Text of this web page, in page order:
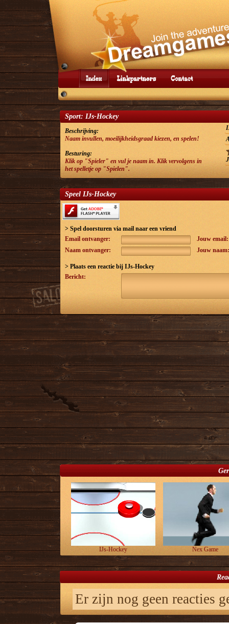
Sport: IJs-Hockey
Beschrijving:
Naam invullen, moeilijkheidsgraad kiezen, en spelen!
Besturing:
Klik op "Spieler" en vul je naam in. Klik vervolgens in
het spelletje op "Spielen".
Speel IJs-Hockey
> Spel doorsturen via mail naar een vriend
Email ontvanger:
Jouw email:
Naam ontvanger:
Jouw naam:
> Plaats een reactie bij IJs-Hockey
Bericht:
IJs-Hockey Nex Game
Er zijn nog geen reacties